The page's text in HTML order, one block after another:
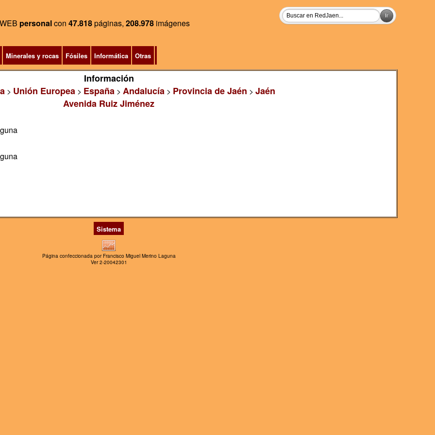
WEB personalcon 47.818páginas, 208.978 imágenes
Minerales y rocas Fósiles Informática Otras
Información
> Unión Europea> España> Andalucía> Provincia de Jaén > Jaén
Avenida Ruiz Jiménez
Sistema
Página confeccionada por Francisco Miguel Merino Laguna
Ver 2-20042301